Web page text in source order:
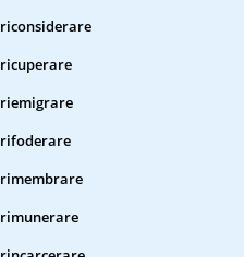
riconsiderare
ricuperare
riemigrare
rifoderare
rimembrare
rimunerare